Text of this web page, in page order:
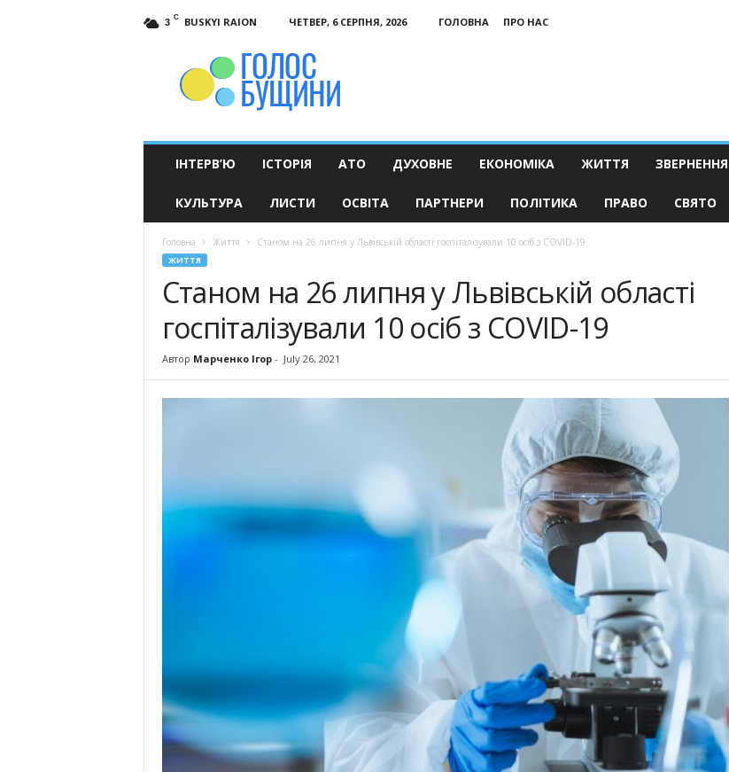
3 C BUSKYI RAION ЧЕТВЕР, 6 СЕРПНЯ, 2026 ГОЛОВНА
ПРО НАС
ІНТЕРВ’Ю ІСТОРІЯ АТО ДУХОВНЕ ЕКОНОМІКА ЖИТТЯ ЗВЕРНЕННЯ
КУЛЬТУРА ЛИСТИ ОСВІТА ПАРТНЕРИ ПОЛІТИКА ПРАВО СВЯТО
Головна Життя Станом на 26 липня у Львівській області госпіталізували 10 осіб з COVID-19
ЖИТТЯ
Станом на 26 липня у Львівській області
госпіталізували 10 осіб з COVID-19
Автор Марченко Ігор- July 26, 2021